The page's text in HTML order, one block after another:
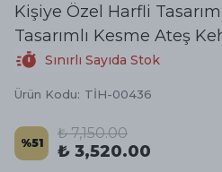
Kişiye Özel Harfli
Tasarımlı Kesme Ateş
Sınırlı Sayıda Stok
Ürün Kodu: TİH-00436
%51
₺ 7,150.00
₺ 3,520.00